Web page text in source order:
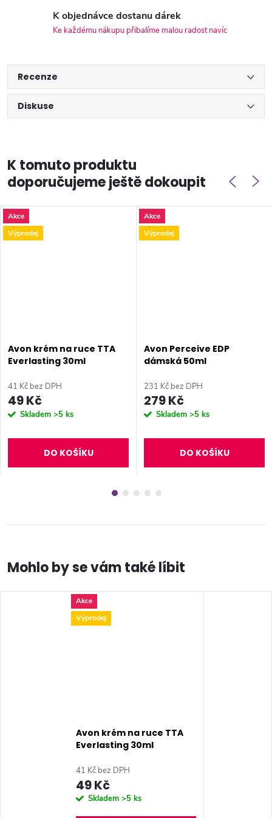
K objednávce dostanu dárek
Ke každému nákupu přibalíme malou radost navíc
Recenze
Diskuse
K tomuto produktu
doporučujeme ještě dokoupit
Akce
Výprodej
Avon krém na ruce TTA
Everlasting 30ml
41 Kč bez DPH
49 Kč
Skladem >5 ks
DO KOŠÍKU
Akce
Výprodej
Avon Perceive EDP
dámská 50ml
231 Kč bez DPH
279 Kč
Skladem >5 ks
DO KOŠÍKU
Akce
Výprodej
Avon krém na ruce TTA
Everlasting 30ml
41 Kč bez DPH
49 Kč
Skladem >5 ks